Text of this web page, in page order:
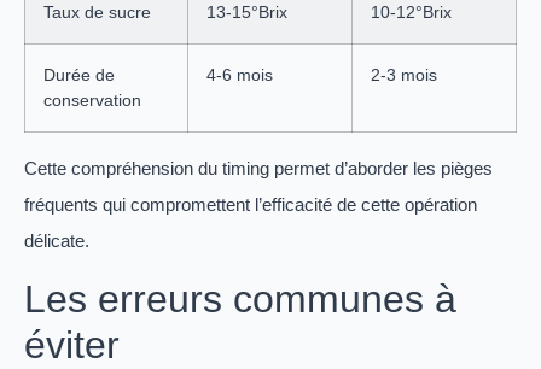
Taux de sucre 13-15°Brix 10-12°Brix
Durée de
conservation
4-6 mois 2-3 mois
Cette compréhension du timing permet d’aborder les pièges
fréquents qui compromettent l’efficacité de cette opération
délicate.
Les erreurs communes à
éviter